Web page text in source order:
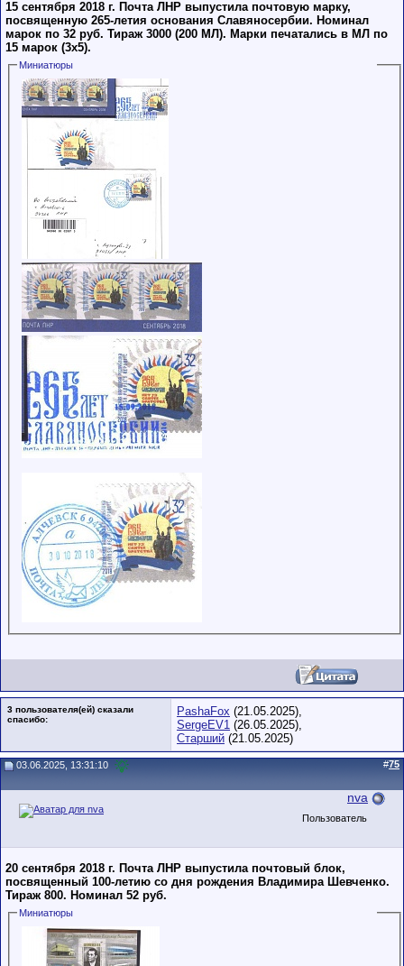
15 сентября 2018 г. Почта ЛНР выпустила почтовую марку,
посвященную 265-летия основания Славяносербии. Номинал
марок по 32 руб. Тираж 3000 (200 МЛ). Марки печатались в МЛ по
15 марок (3х5).
Миниатюры
3 пользователя(ей) сказали
cпасибо:
PashaFox (21.05.2025),
SergeEV1 (26.05.2025),
Старший (21.05.2025)
03.06.2025, 13:31:10 #75
nva
Пользователь
20 сентября 2018 г. Почта ЛНР выпустила почтовый блок,
посвященный 100-летию со дня рождения Владимира Шевченко.
Тираж 800. Номинал 52 руб.
Миниатюры